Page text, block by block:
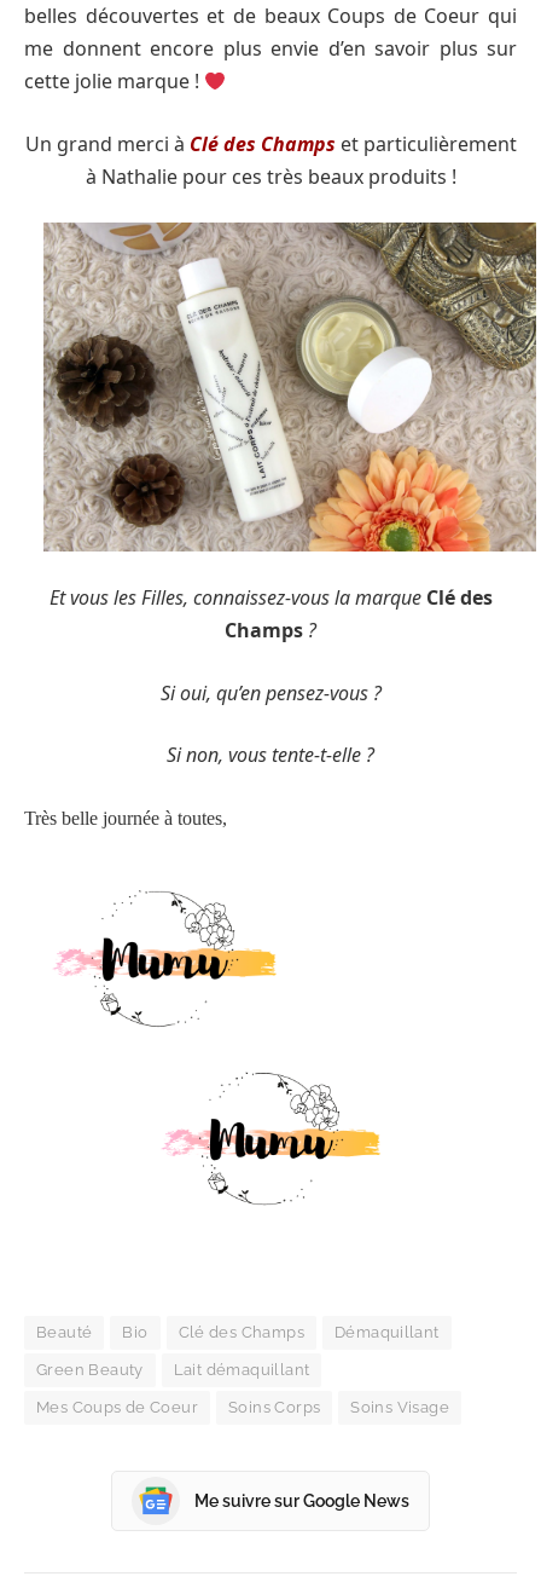
belles découvertes et de beaux Coups de Coeur qui
me donnent encore plus envie d’en savoir plus sur
cette jolie marque !
Un grand merci à Clé des Champs et particulièrement
à Nathalie pour ces très beaux produits !
Et vous les Filles, connaissez-vous la marque Clé des
Champs ?
Si oui, qu’en pensez-vous ?
Si non, vous tente-t-elle ?
Très belle journée à toutes,
Beauté Bio Clé des Champs Démaquillant
Green Beauty Lait démaquillant
Mes Coups de Coeur Soins Corps Soins Visage
Me suivre sur Google News